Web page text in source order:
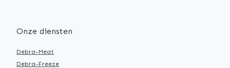
Onze diensten
Debra-Meat
Debra-Freeze